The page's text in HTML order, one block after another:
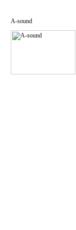
своих обязательств.
решая возникающие
A-sound